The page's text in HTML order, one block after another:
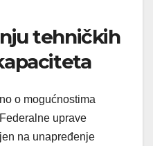
tehničkih
o mogućnostima
uprave
na unapređenje